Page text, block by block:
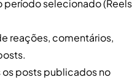
período selecionado (Reels
reações, comentários,
posts publicados no